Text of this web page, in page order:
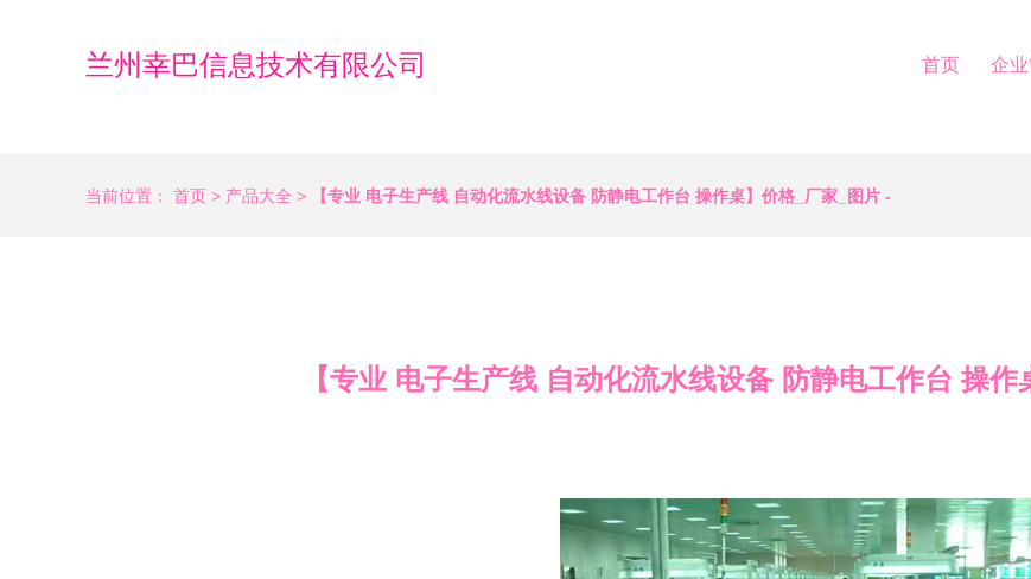
兰州幸巴信息技术有限公司 首页 企
当前位置： 首页 > 产品大全 > 【专业 电子生产线 自动化流水线设备 防静电工作台 操作桌】价格_厂家_图片 -
【专业 电子生产线 自动化流水线设备 防静电工作台 操